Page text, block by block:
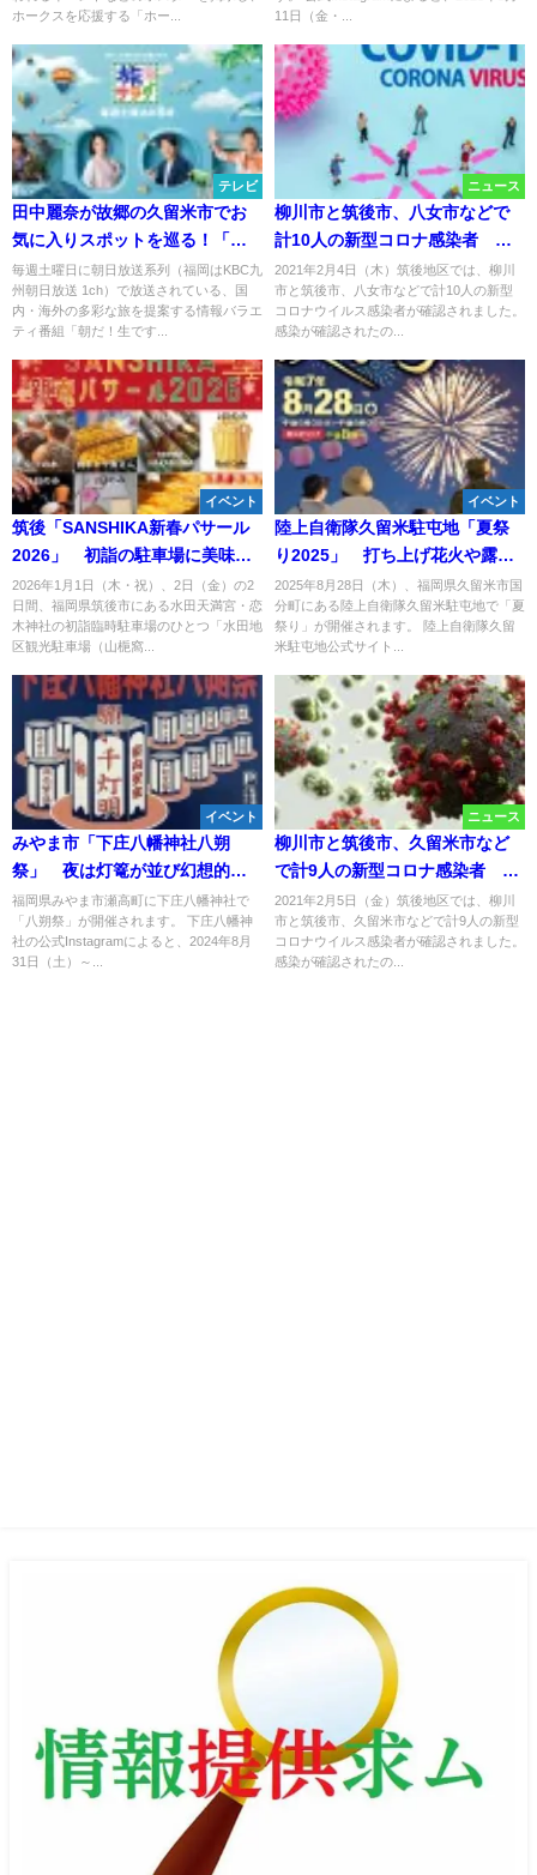
ホークスを応援する「ホー...
11日（金・...
テレビ
田中麗奈が故郷の久留米市でお
気に入りスポットを巡る！「朝
だ！生です旅サラダ」3月28日放
送
毎週土曜日に朝日放送系列（福岡はKBC九
州朝日放送 1ch）で放送されている、国
内・海外の多彩な旅を提案する情報バラエ
ティ番組「朝だ！生です...
ニュース
柳川市と筑後市、八女市などで
計10人の新型コロナ感染者 県
内120人感染・5人死亡【2月4
日】
2021年2月4日（木）筑後地区では、柳川
市と筑後市、八女市などで計10人の新型
コロナウイルス感染者が確認されました。
感染が確認されたの...
イベント
筑後「SANSHIKA新春パサール
2026」 初詣の駐車場に美味し
いものが大集合！
2026年1月1日（木・祝）、2日（金）の2
日間、福岡県筑後市にある水田天満宮・恋
木神社の初詣臨時駐車場のひとつ「水田地
区観光駐車場（山梔窩...
イベント
陸上自衛隊久留米駐屯地「夏祭
り2025」 打ち上げ花火や露店
の出店など開催！
2025年8月28日（木）、福岡県久留米市国
分町にある陸上自衛隊久留米駐屯地で「夏
祭り」が開催されます。 陸上自衛隊久留
米駐屯地公式サイト...
イベント
みやま市「下庄八幡神社八朔
祭」 夜は灯篭が並び幻想的な
空間に！
福岡県みやま市瀬高町に下庄八幡神社で
「八朔祭」が開催されます。 下庄八幡神
社の公式Instagramによると、2024年8月
31日（土）～...
ニュース
柳川市と筑後市、久留米市など
で計9人の新型コロナ感染者 県
内91人感染・4人死亡【2月5日】
2021年2月5日（金）筑後地区では、柳川
市と筑後市、久留米市などで計9人の新型
コロナウイルス感染者が確認されました。
感染が確認されたの...